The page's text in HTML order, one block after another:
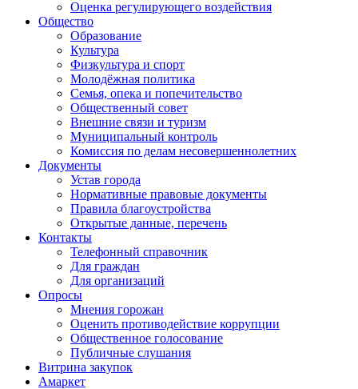
Оценка регулирующего воздействия
Общество
Образование
Культура
Физкультура и спорт
Молодёжная политика
Семья, опека и попечительство
Общественный совет
Внешние связи и туризм
Муниципальный контроль
Комиссия по делам несовершеннолетних
Документы
Устав города
Нормативные правовые документы
Правила благоустройства
Открытые данные, перечень
Контакты
Телефонный справочник
Для граждан
Для организаций
Опросы
Мнения горожан
Оценить противодействие коррупции
Общественное голосование
Публичные слушания
Витрина закупок
Амаркет